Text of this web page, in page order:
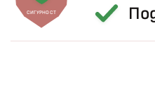
СИГУРНОСТ